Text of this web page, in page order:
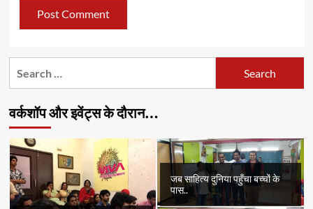
वर्कशॉप और इवेंट्स के दौरान…
जब साहित्य दुनिया पहुँचा बच्चों के
पास..